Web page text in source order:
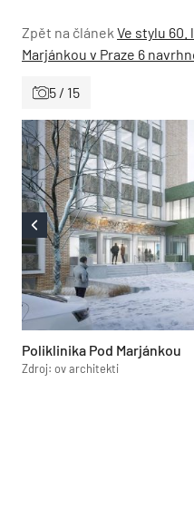
Zpět na článek Ve stylu 60.
Marjánkou v Praze 6
5 / 15
Poliklinika Pod Marjánkou
Zdroj: ov architekti